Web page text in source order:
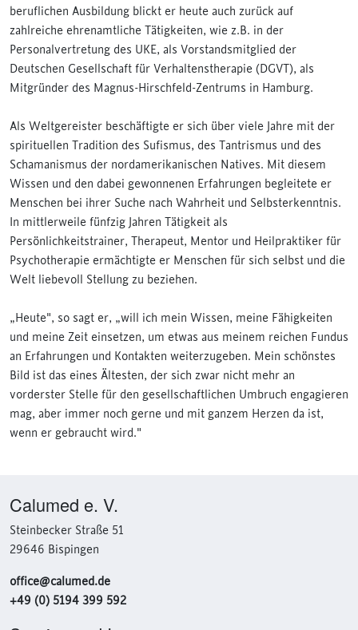
beruflichen Ausbildung blickt er heute auch zurück auf
zahlreiche ehrenamtliche Tätigkeiten, wie z.B. in der
Personalvertretung des UKE, als Vorstandsmitglied der
Deutschen Gesellschaft für Verhaltenstherapie (DGVT), als
Mitgründer des Magnus-Hirschfeld-Zentrums in Hamburg.
Als Weltgereister beschäftigte er sich über viele Jahre mit der
spirituellen Tradition des Sufismus, des Tantrismus und des
Schamanismus der nordamerikanischen Natives. Mit diesem
Wissen und den dabei gewonnenen Erfahrungen begleitete er
Menschen bei ihrer Suche nach Wahrheit und Selbsterkenntnis.
In mittlerweile fünfzig Jahren Tätigkeit als
Persönlichkeitstrainer, Therapeut, Mentor und Heilpraktiker für
Psychotherapie ermächtigte er Menschen für sich selbst und die
Welt liebevoll Stellung zu beziehen.
„Heute", so sagt er, „will ich mein Wissen, meine Fähigkeiten
und meine Zeit einsetzen, um etwas aus meinem reichen Fundus
an Erfahrungen und Kontakten weiterzugeben. Mein schönstes
Bild ist das eines Ältesten, der sich zwar nicht mehr an
vorderster Stelle für den gesellschaftlichen Umbruch engagieren
mag, aber immer noch gerne und mit ganzem Herzen da ist,
wenn er gebraucht wird."
Calumed e. V.
Steinbecker Straße 51
29646 Bispingen
office@calumed.de
+49 (0) 5194 399 592‬